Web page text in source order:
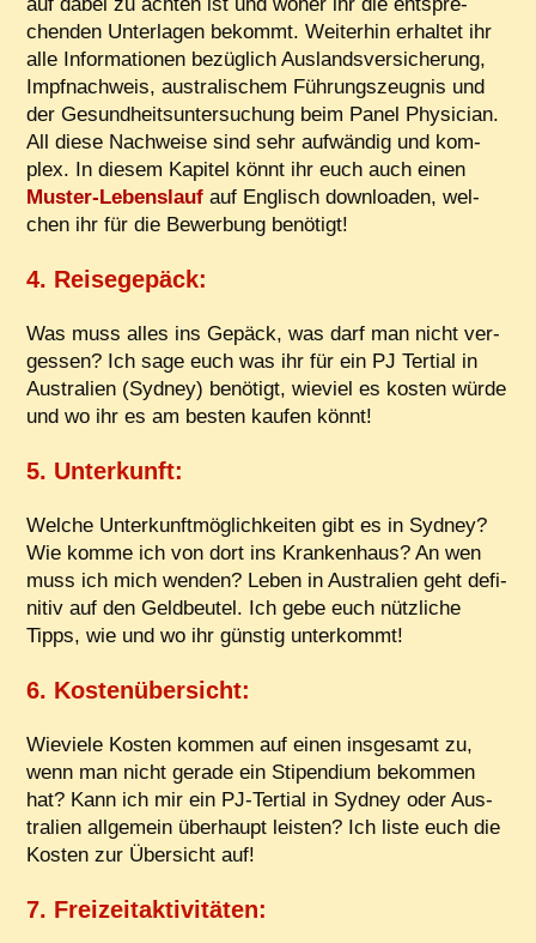
chen­den Un­ter­la­gen be­kommt. Wei­ter­hin er­hal­tet ihr
al­le In­for­ma­tio­nen be­züg­lich Aus­lands­ver­si­che­rung,
Impf­nach­weis, aus­tra­li­schem Füh­rungs­zeug­nis und
der Ge­sund­heits­un­ter­su­chung beim Pa­nel Phy­si­ci­an.
All die­se Nach­wei­se sind sehr auf­wän­dig und kom­
plex. In die­sem Ka­pi­tel könnt ihr euch auch ei­nen
Mus­ter-Le­bens­lauf auf Eng­lisch down­loa­den, wel­
chen ihr für die Be­wer­bung benötigt!
4. Rei­se­ge­päck:
Was muss al­les ins Ge­päck, was darf man nicht ver­
ges­sen? Ich sa­ge euch was ihr für ein PJ Ter­ti­al in
Aus­tra­li­en (Syd­ney) be­nö­tigt, wie­viel es kos­ten wür­de
und wo ihr es am bes­ten kau­fen könnt!
5. Un­ter­kunft:
Wel­che Un­ter­kunft­mög­lich­kei­ten gibt es in Syd­ney?
Wie kom­me ich von dort ins Kran­ken­haus? An wen
muss ich mich wen­den? Le­ben in Aus­tra­li­en geht de­fi­
ni­tiv auf den Geld­beu­tel. Ich ge­be euch nütz­li­che
Tipps, wie und wo ihr güns­tig unterkommt!
6. Kos­ten­über­sicht:
Wie­vie­le Kos­ten kom­men auf ei­nen ins­ge­samt zu,
wenn man nicht ge­ra­de ein Sti­pen­di­um be­kom­men
hat? Kann ich mir ein PJ-Ter­ti­al in Syd­ney oder Aus­
tra­li­en all­ge­mein über­haupt leis­ten? Ich lis­te euch die
Kos­ten zur Über­sicht auf!
7. Frei­zeit­ak­ti­vi­tä­ten: